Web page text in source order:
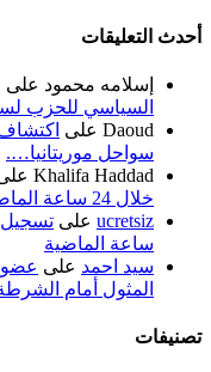
أحدث التعليقات
إسلامه محمود على
السياسي للحزب لسنة 2022-
Daoud على
سواحل موريتانيا….
Khalifa Haddad
خلال 24 ساعة الماضية
ucretsiz على
ساعة الماضية
سيد احمد على عضو
المثول أمام
تصنيفات